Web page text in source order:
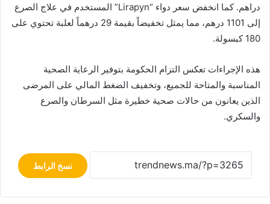
دراهم. كما انخفض سعر دواء “Lirapyn” المستخدم في علاج الصرع
إلى 1101 درهم، مما يمثل تخفيضاً بقيمة 29 درهماً لعلبة تحتوي على
180 كبسولة.
هذه الإجراءات تعكس التزام الحكومة بتوفير الرعاية الصحية
المناسبة والمتاحة للجميع، وتخفيف الضغط المالي على المرضى
الذين يعانون من حالات صحية خطيرة مثل السرطان والصرع
والسكري.
نسخ الرابط